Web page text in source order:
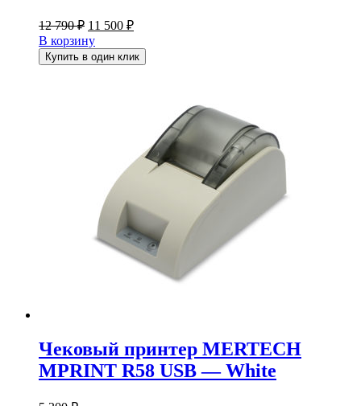
12 790₽ Первоначальная
цена
составляла
12
11 500 ₽Текущая
11
500 ₽.
В корзину
Купить в один клик
Чековый принтер MERTECH
MPRINT R58 USB — White